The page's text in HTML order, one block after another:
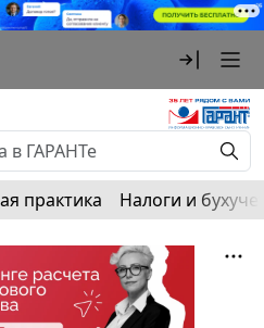
практика Налоги и